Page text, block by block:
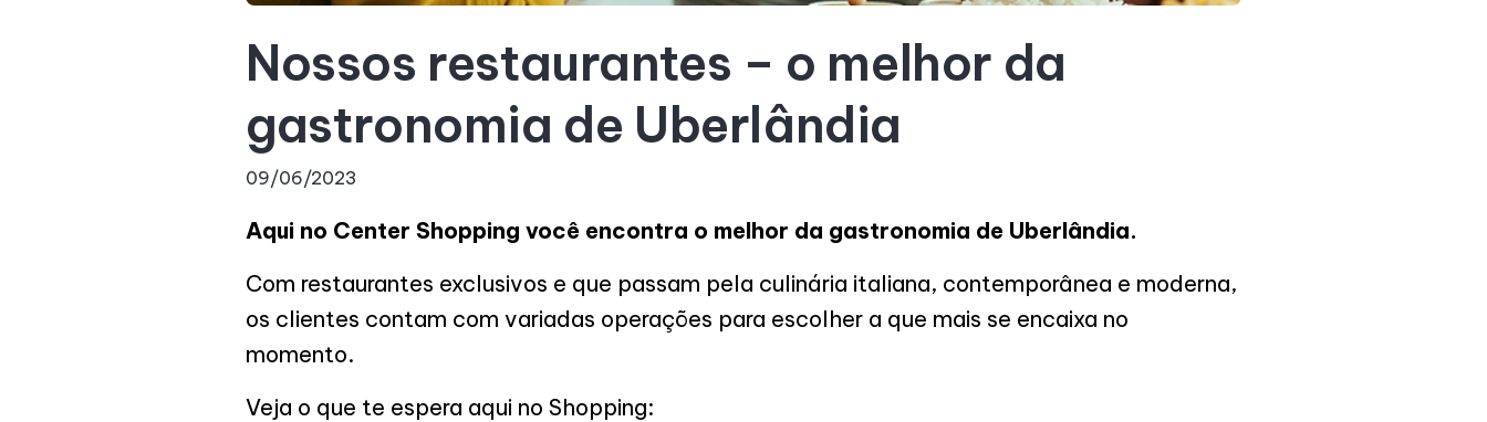
Nossos restaurantes – o melhor da
gastronomia de Uberlândia
09/06/2023
Aqui no Center Shopping você encontra o melhor da gastronomia de Uberlândia.
Com restaurantes exclusivos e que passam pela culinária italiana, contemporânea e moderna,
os clientes contam com variadas operações para escolher a que mais se encaixa no
momento.
Veja o que te espera aqui no Shopping: